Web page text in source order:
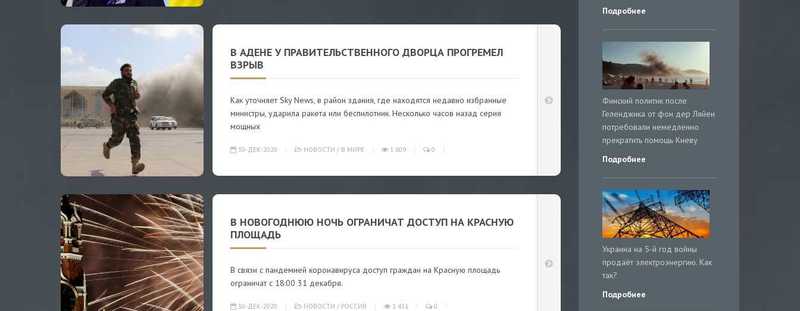
В АДЕНЕ У ПРАВИТЕЛЬСТВЕННОГО ДВОРЦА ПРОГРЕМЕЛ
ВЗРЫВ
Как уточняет Sky News, в район здания, где находятся недавно избранные
министры, ударила ракета или беспилотник. Несколько часов назад серия
мощных
30-ДЕК-2020 НОВОСТИ / В МИРЕ 1 609 0
В НОВОГОДНЮЮ НОЧЬ ОГРАНИЧАТ ДОСТУП НА КРАСНУЮ
ПЛОЩАДЬ
В связи с пандемией коронавируса доступ граждан на Красную площадь
ограничат с 18:00 31 декабря.
30-ДЕК-2020 НОВОСТИ / РОССИЯ 1 431 0
Подробнее
Финский политик после
Геленджика от фон дер Ляйен
потребовали немедленно
прекратить помощь Киеву
Подробнее
Украина на 5-й год войны
продаёт электроэнергию. Как
так?
Подробнее